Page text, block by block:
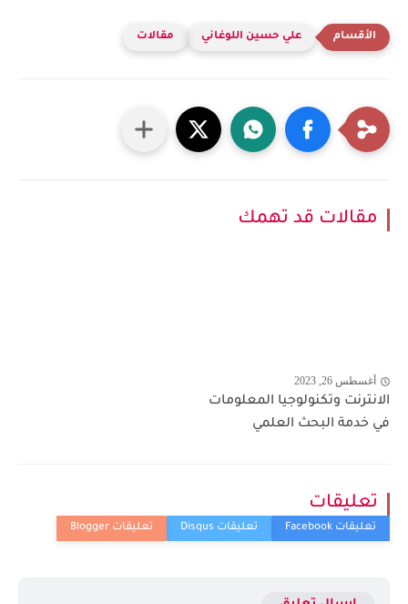
علي حسين اللوغاني مقالات
مقالات قد تهمك
أغسطس 26, 2023
الانترنت وتكنولوجيا المعلومات
في خدمة البحث العلمي
تعليقات